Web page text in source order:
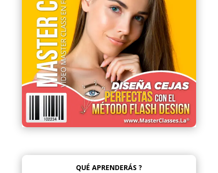
cliente
QUÉ APRENDERÁS ?